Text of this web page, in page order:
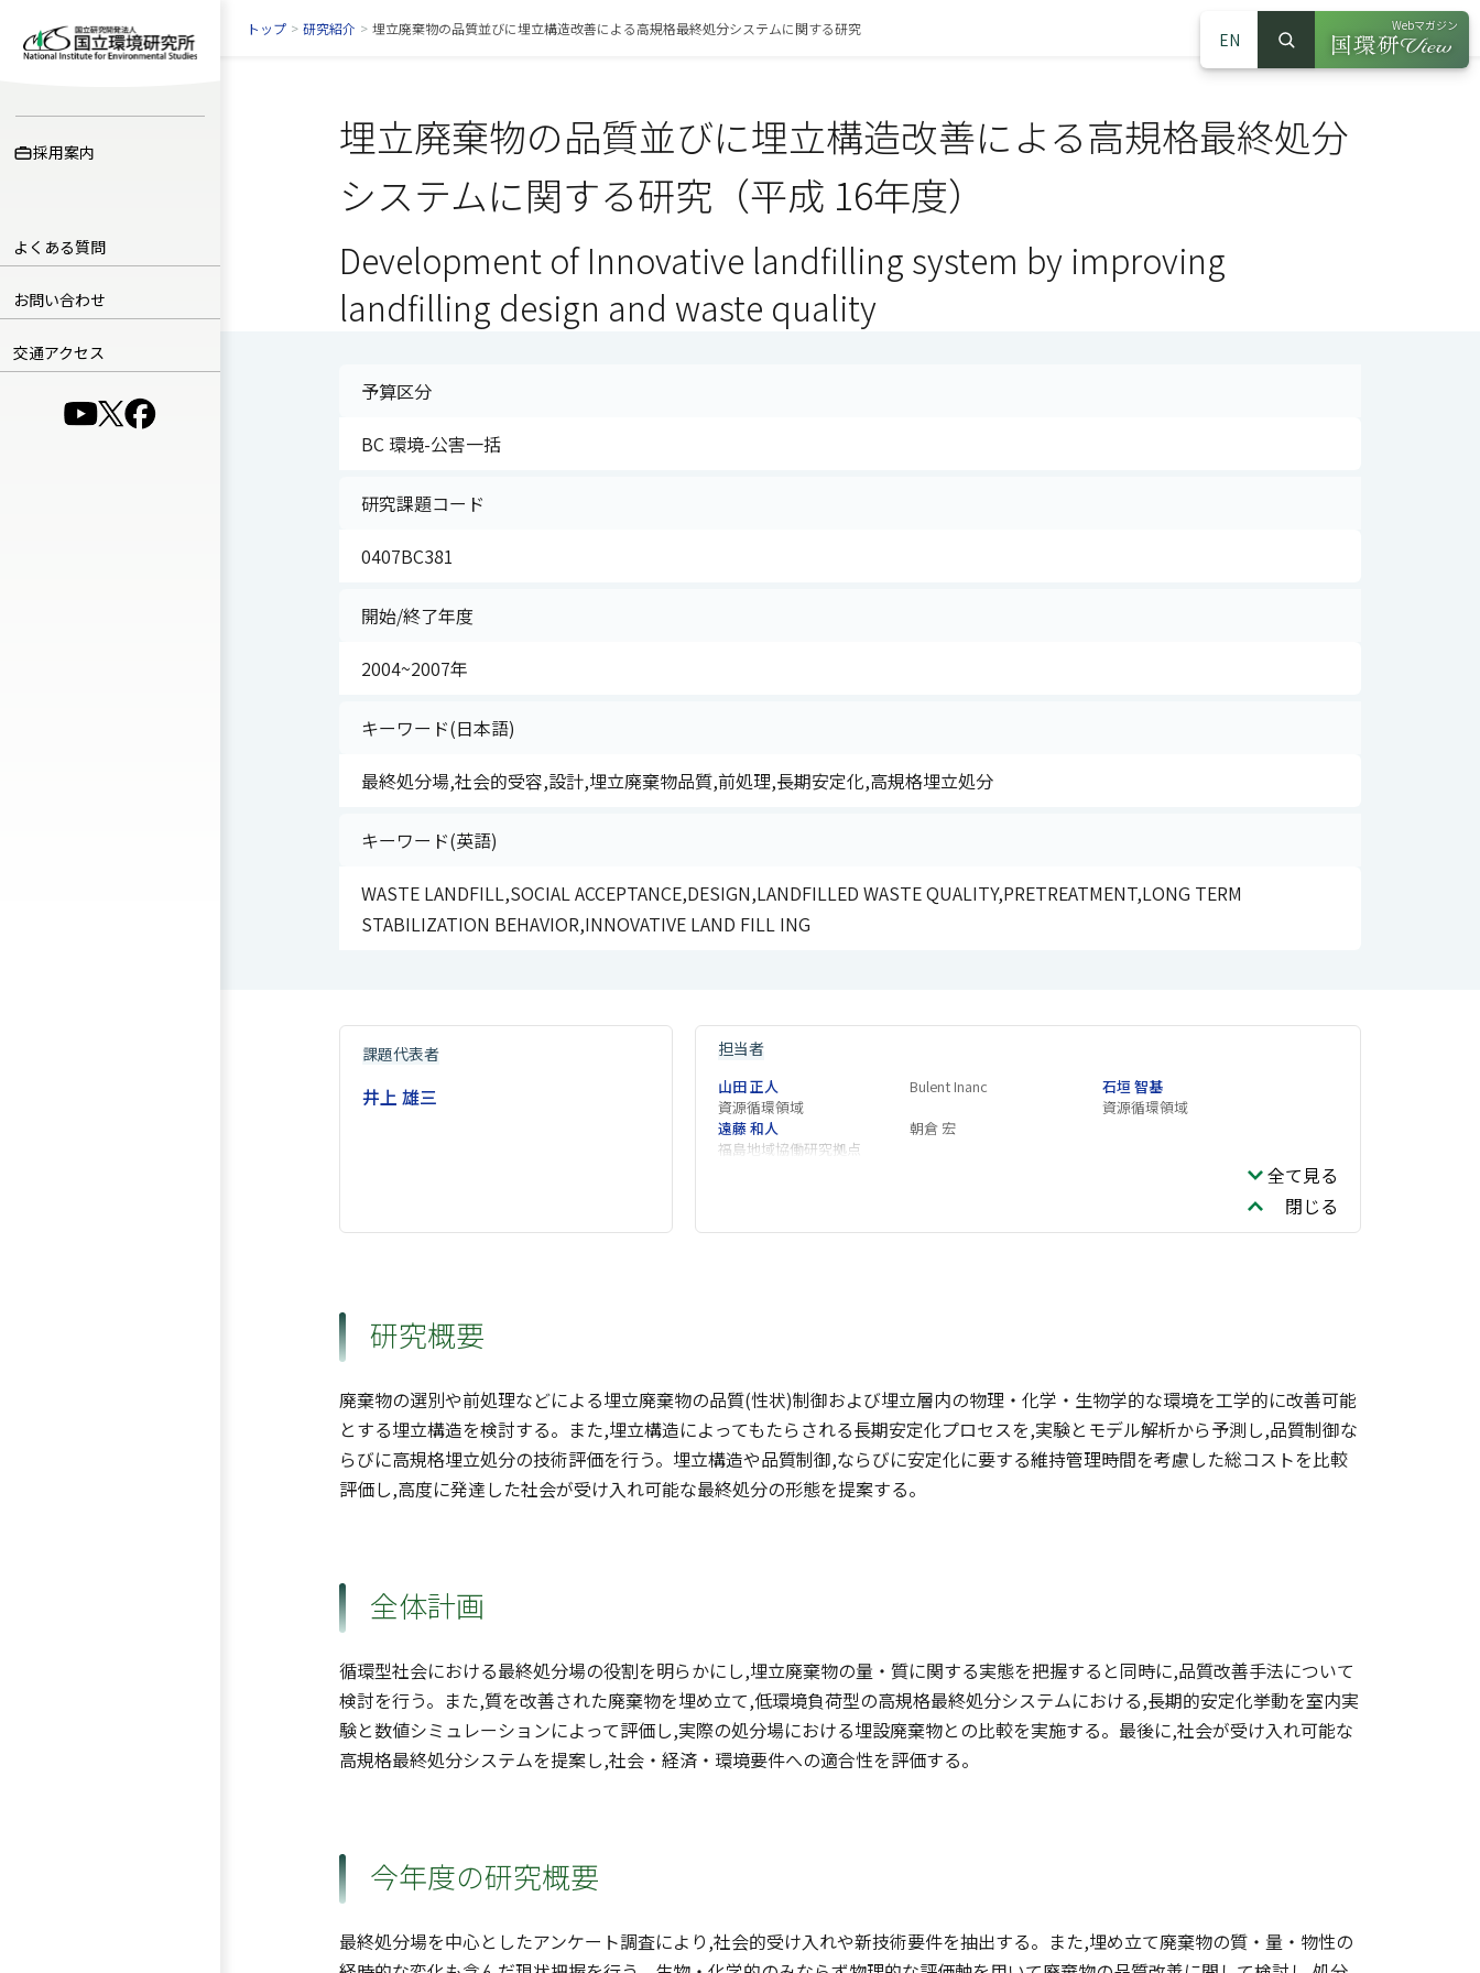
採用案内
よくある質問
お問い合わせ
交通アクセス
（別ウインドウで開きます）
（別ウインドウで開きます）
（別ウインドウで開きます）
EN
サイト内検索
検索
Webマガジン
（別ウインドウ
トップ > 研究紹介 > 埋立廃棄物の品質並びに埋立構造改善による高規格最終処分システムに関する研究
埋立廃棄物の品質並びに埋立構造改善による高規格最終処分
システムに関する研究（平成 16年度）
Development of Innovative landfilling system by improving
landfilling design and waste quality
予算区分
BC 環境-公害一括
研究課題コード
0407BC381
開始/終了年度
2004~2007年
キーワード(日本語)
最終処分場,社会的受容,設計,埋立廃棄物品質,前処理,長期安定化,高規格埋立処分
キーワード(英語)
WASTE LANDFILL,SOCIAL ACCEPTANCE,DESIGN,LANDFILLED WASTE QUALITY,PRETREATMENT,LONG TERM
STABILIZATION BEHAVIOR,INNOVATIVE LAND FILL ING
課題代表者
井上 雄三
担当者
山田 正人
資源循環領域
Bulent Inanc
石垣 智基
資源循環領域
遠藤 和人
福島地域協働研究拠点
朝倉 宏
全て見る
閉じる
研究概要
廃棄物の選別や前処理などによる埋立廃棄物の品質(性状)制御および埋立層内の物理・化学・生物学的な環境を工学的に改善可能
とする埋立構造を検討する。また,埋立構造によってもたらされる長期安定化プロセスを,実験とモデル解析から予測し,品質制御な
らびに高規格埋立処分の技術評価を行う。埋立構造や品質制御,ならびに安定化に要する維持管理時間を考慮した総コストを比較
評価し,高度に発達した社会が受け入れ可能な最終処分の形態を提案する。
全体計画
循環型社会における最終処分場の役割を明らかにし,埋立廃棄物の量・質に関する実態を把握すると同時に,品質改善手法について
検討を行う。また,質を改善された廃棄物を埋め立て,低環境負荷型の高規格最終処分システムにおける,長期的安定化挙動を室内実
験と数値シミュレーションによって評価し,実際の処分場における埋設廃棄物との比較を実施する。最後に,社会が受け入れ可能な
高規格最終処分システムを提案し,社会・経済・環境要件への適合性を評価する。
今年度の研究概要
最終処分場を中心としたアンケート調査により,社会的受け入れや新技術要件を抽出する。また,埋め立て廃棄物の質・量・物性の